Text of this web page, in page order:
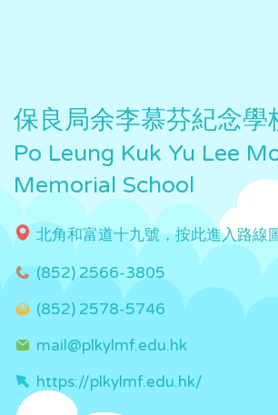
保良局余李慕芬紀念學
Po Leung Kuk Yu Lee
Memorial School
北角和富道十九號，按此進入路線
(852) 2566-3805
(852) 2578-5746
mail@plkylmf.edu.hk
https://plkylmf.edu.hk/